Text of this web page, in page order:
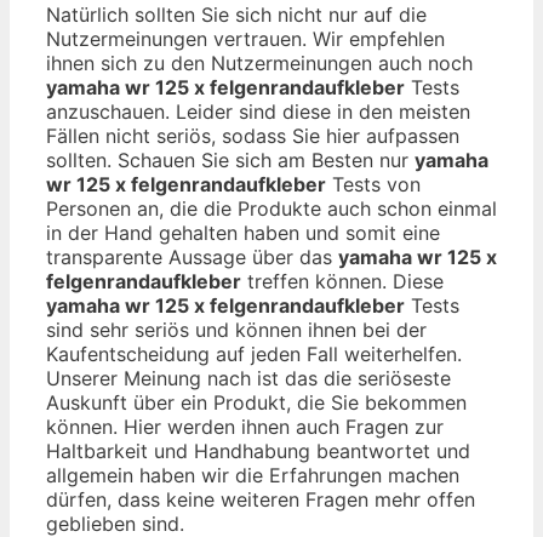
Natürlich sollten Sie sich nicht nur auf die
Nutzermeinungen vertrauen. Wir empfehlen
ihnen sich zu den Nutzermeinungen auch noch
yamaha wr 125 x felgenrandaufkleber Tests
anzuschauen. Leider sind diese in den meisten
Fällen nicht seriös, sodass Sie hier aufpassen
sollten. Schauen Sie sich am Besten nur yamaha
wr 125 x felgenrandaufkleber Tests von
Personen an, die die Produkte auch schon einmal
in der Hand gehalten haben und somit eine
transparente Aussage über das yamaha wr 125 x
felgenrandaufkleber treffen können. Diese
yamaha wr 125 x felgenrandaufkleber Tests
sind sehr seriös und können ihnen bei der
Kaufentscheidung auf jeden Fall weiterhelfen.
Unserer Meinung nach ist das die seriöseste
Auskunft über ein Produkt, die Sie bekommen
können. Hier werden ihnen auch Fragen zur
Haltbarkeit und Handhabung beantwortet und
allgemein haben wir die Erfahrungen machen
dürfen, dass keine weiteren Fragen mehr offen
geblieben sind.